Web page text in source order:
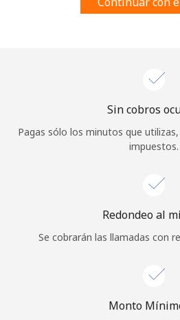
¡Hola!
Inicia sesión o
Sin cobros
Pagas sólo los minutos que
impuestos.
Redondeo al
Se cobrarán las llamadas con
Monto